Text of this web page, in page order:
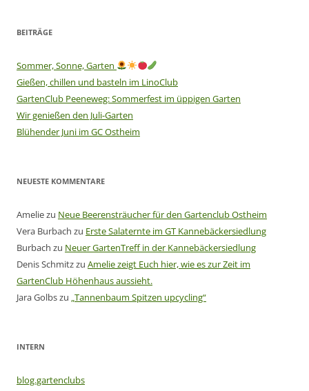
BEITRÄGE
Sommer, Sonne, Garten
Gießen, chillen und basteln im LinoClub
GartenClub Peeneweg: Sommerfest im üppigen Garten
Wir genießen den Juli-Garten
Blühender Juni im GC Ostheim
NEUESTE KOMMENTARE
Ameliezu Neue Beerensträucher für den Gartenclub Ostheim
Vera Burbach zu Erste Salaternte im GT Kannebäckersiedlung
Burbach zu Neuer GartenTreff in der Kannebäckersiedlung
Denis Schmitzzu Amelie zeigt Euch hier, wie es zur Zeit im
GartenClub Höhenhaus aussieht.
Jara Golbszu „Tannenbaum Spitzen upcycling“
INTERN
blog.gartenclubs